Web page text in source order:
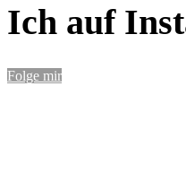
Ich auf
Folge mir